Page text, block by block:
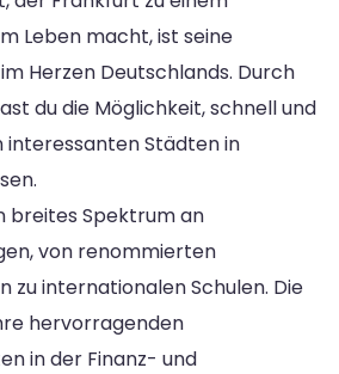
Leben macht, ist seine
Herzen Deutschlands. Durch
du die Möglichkeit, schnell und
interessanten Städten in
breites Spektrum an
von renommierten
zu internationalen Schulen. Die
hervorragenden
in der Finanz- und